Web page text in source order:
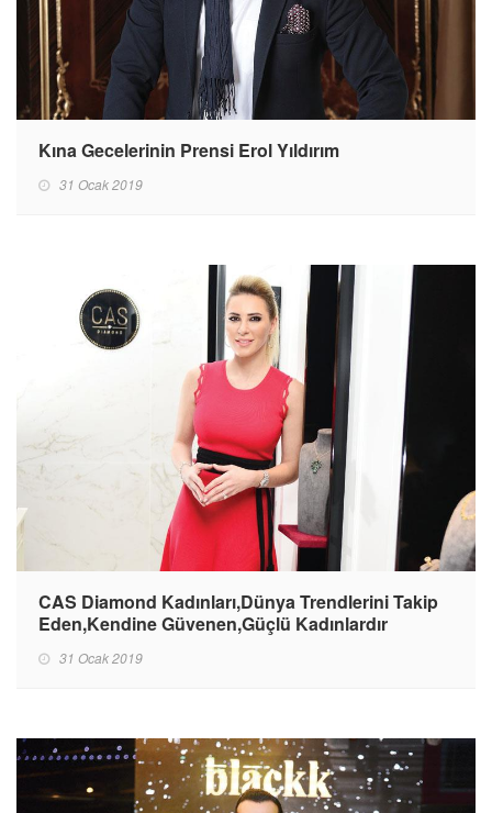
Kına Gecelerinin Prensi Erol Yıldırım
31 Ocak 2019
CAS Diamond Kadınları,Dünya Trendlerini Takip
Eden,Kendine Güvenen,Güçlü Kadınlardır
31 Ocak 2019